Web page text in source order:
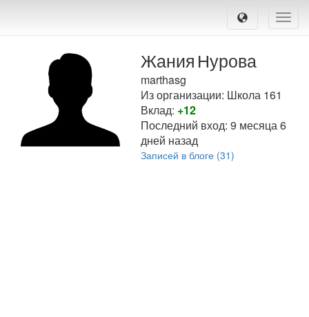
Toggle
ЖанияНурова
marthasg
Из организации: Школа 161
Вклад: +12
Последний вход:9 месяца 6
дней назад
Записей в блоге (31)